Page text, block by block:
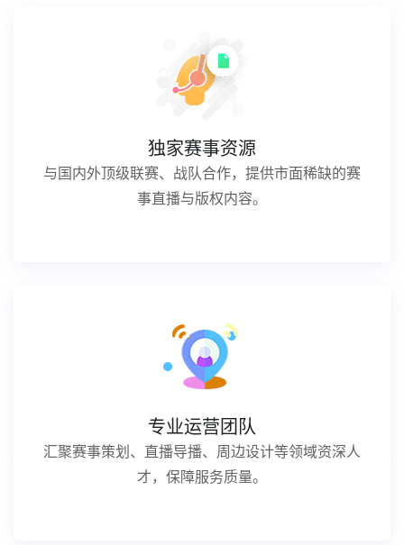
独家赛事资源
与国内外顶级联赛、战队合作，提供市面稀缺的赛
事直播与版权内容。
专业运营团队
汇聚赛事策划、直播导播、周边设计等领域资深人
才，保障服务质量。